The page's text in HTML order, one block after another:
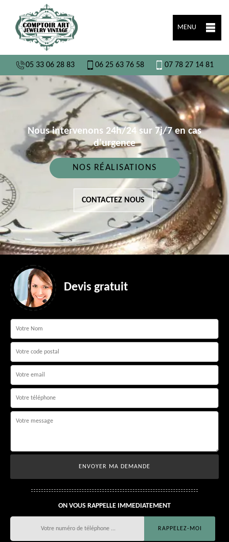
MENU
05 33 06 28 83 06 25 63 76 58 07 78 27 14 81
Nous intervenons 24h/24 sur 7j/7 en cas
d'urgence
NOS RÉALISATIONS
CONTACTEZ NOUS
Devis gratuit
ON VOUS RAPPELLE IMMEDIATEMENT